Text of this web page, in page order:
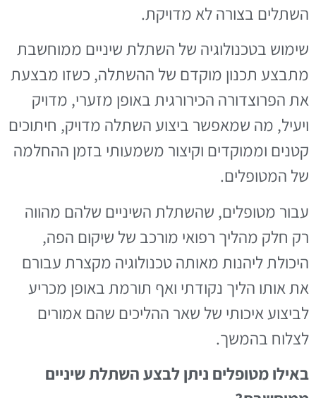
השתלים בצורה לא מדויקת.
שימוש בטכנולוגיה של השתלת שיניים ממוחשבת
מתבצע תכנון מוקדם של ההשתלה, כשזו מבצעת
את הפרוצדורה הכירורגית באופן מזערי, מדויק
ויעיל, מה שמאפשר ביצוע השתלה מדויק, חיתוכים
קטנים וממוקדים וקיצור משמעותי בזמן ההחלמה
של המטופלים.
עבור מטופלים, שהשתלת השיניים שלהם מהווה
רק חלק מהליך רפואי מורכב של שיקום הפה,
היכולת ליהנות מאותה טכנולוגיה מקצרת עבורם
את אותו הליך נקודתי ואף תורמת באופן מכריע
לביצוע איכותי של שאר ההליכים שהם אמורים
לצלוח בהמשך.
באילו מטופלים ניתן לבצע השתלת שיניים